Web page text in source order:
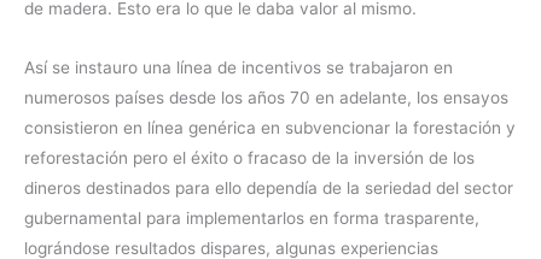
de madera. Esto era lo que le daba valor al mismo.
Así se instauro una línea de incentivos se trabajaron en
numerosos países desde los años 70 en adelante, los ensayos
consistieron en línea genérica en subvencionar la forestación y
reforestación pero el éxito o fracaso de la inversión de los
dineros destinados para ello dependía de la seriedad del sector
gubernamental para implementarlos en forma trasparente,
lográndose resultados dispares, algunas experiencias